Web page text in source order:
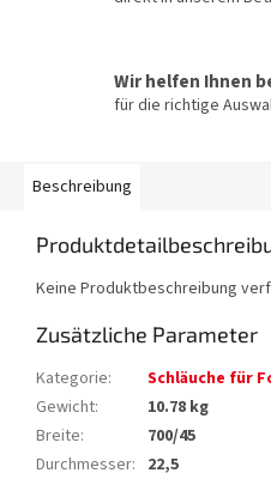
Wir helfen Ihnen
für die richtige
Beschreibung
Keine Produktbeschreibung
Zusätzliche Parameter
Kategorie:
Schläuche für
Gewicht:
10.78 kg
Breite:
700/45
Durchmesser: 22,5